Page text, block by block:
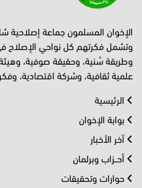
الإخوان المسلمون جماعة إصلاحية
وتشمل فكرتهم كل نواحي الإصلاح
وطريقة سُنية، وحقيقة صوفية،
علمية ثقافية، وشركة اقتصادية،
الرئيسية
بوابة الإخوان
آخر الأخبار
أحــزاب وبرلمان
حوارات وتحقيقات